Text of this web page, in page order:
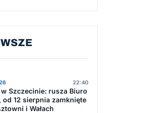
22:40
Szczecinie: rusza Biuro
od 12 sierpnia zamknięte
i Wałach